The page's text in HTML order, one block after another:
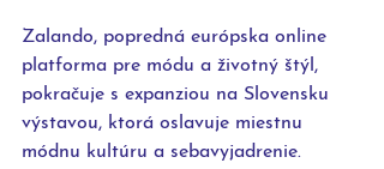
Zalando, popredná európska online
platforma pre módu a životný štýl,
pokračuje s expanziou na Slovensku
výstavou, ktorá oslavuje miestnu
módnu kultúru a sebavyjadrenie.